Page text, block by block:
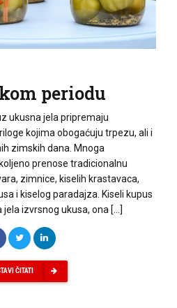
periodu
ukusna jela pripremaju
kojima obogaćuju trpezu, ali i
zimskih dana. Mnoga
prenose tradicionalnu
zimnice, kiselih krastavaca,
i kiselog paradajza. Kiseli kupus
izvrsnog ukusa, ona […]
ČITATI